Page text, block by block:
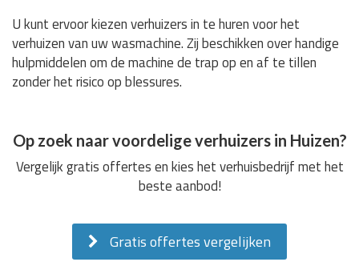
U kunt ervoor kiezen verhuizers in te huren voor het
verhuizen van uw wasmachine. Zij beschikken over handige
hulpmiddelen om de machine de trap op en af te tillen
zonder het risico op blessures.
Op zoek naar voordelige verhuizers in Huizen?
Vergelijk gratis offertes en kies het verhuisbedrijf met het
beste aanbod!
Gratis offertes vergelijken